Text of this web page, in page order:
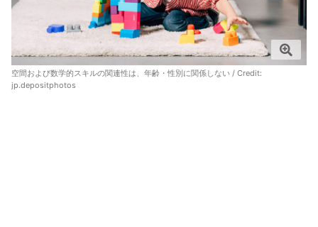
空間および数学的スキルの関連性は、年齢・性別に関係しない / Credit:
jp.depositphotos